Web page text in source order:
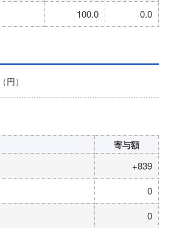
100.0 0.0
（円）
寄与額
+839
0
0